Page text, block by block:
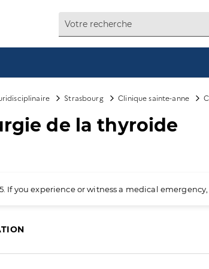
Strasbourg Clinique sainte-anne
de la thyroide
If you experience or witness a medical